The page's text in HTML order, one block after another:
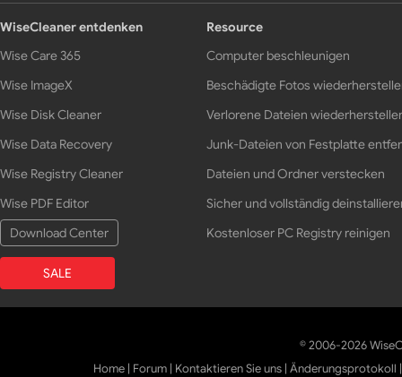
WiseCleaner entdenken
Wise Care 365
Wise ImageX
Wise Disk Cleaner
Wise Data Recovery
Wise Registry Cleaner
Wise PDF Editor
Download Center
SALE
Resource
Computer beschleunigen
Beschädigte Fotos
Verlorene Dateien
Junk-Dateien von Festplatte
Dateien und Ordner verstecken
Sicher und vollständig
Kostenloser PC Registry reinigen
© 2006-2026
Home | Forum | Kontaktieren Sie uns |Änderungsprotokoll